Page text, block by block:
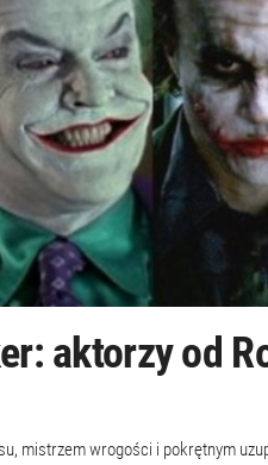
aktorzy od
mistrzem wrogości i pokrętnym